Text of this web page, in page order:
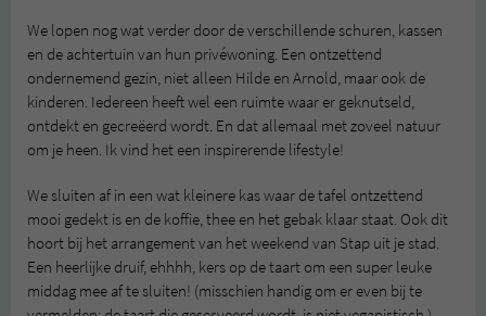
We lopen nog wat verder door de verschillende schuren, kassen
en de achtertuin van hun privéwoning. Een ontzettend
ondernemend gezin, niet alleen Hilde en Arnold, maar ook de
kinderen. Iedereen heeft wel een ruimte waar er geknutseld,
ontdekt en gecreëerd wordt. En dat allemaal met zoveel natuur
om je heen. Ik vind het een inspirerende lifestyle!
We sluiten af in een wat kleinere kas waar de tafel ontzettend
mooi gedekt is en de koffie, thee en het gebak klaar staat. Ook dit
hoort bij het arrangement van het weekend van Stap uit je stad.
Een heerlijke druif, ehhhh, kers op de taart om een super leuke
middag mee af te sluiten! (misschien handig om er even bij te